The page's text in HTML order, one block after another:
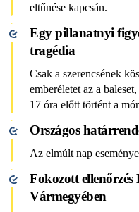
eltűnése kapcsán.
Egy pillanatnyi
tragédia
Csak a szerencsének
emberéletet az a
17 óra előtt történt a
Országos
Az elmúlt nap
Fokozott
Vármegyében